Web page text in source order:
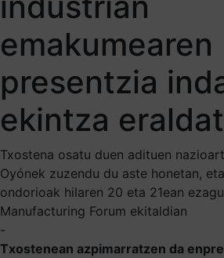
emakumearen
presentzia
ekintza
Txostena osatu duen adituen
Oyónek zuzendu du aste honetan,
ondorioak hilaren 20 eta 21ean
Manufacturing Forum ekitaldian
-
Txostenean azpimarratzen da